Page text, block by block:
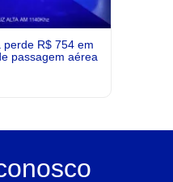
perde R$ 754 em
passagem aérea